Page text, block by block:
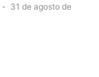
31 de agosto de